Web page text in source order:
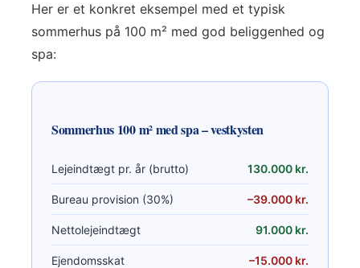
Her er et konkret eksempel med et typisk
sommerhus på 100 m² med god beliggenhed og
spa:
Sommerhus 100 m² med spa – vestkysten
Lejeindtægt pr. år (brutto) 130.000 kr.
Bureau provision (30%) –39.000 kr.
Nettolejeindtægt 91.000 kr.
Ejendomsskat –15.000 kr.